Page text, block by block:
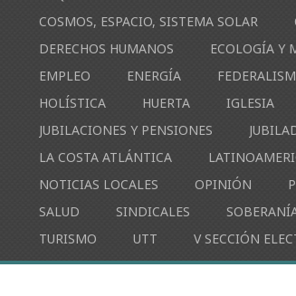
COSMOS, ESPACIO, SISTEMA SOLAR
DERECHOS HUMANOS
ECOLOGÍA Y
EMPLEO
ENERGÍA
HOLÍSTICA
HUERTA IGLESIA
JUBILACIONES Y PENSIONES
LA COSTA ATLÁNTICA
NOTICIAS LOCALES
OPINIÓN
SALUD
SINDICALES
TURISMO
UTT V SECCIÓN